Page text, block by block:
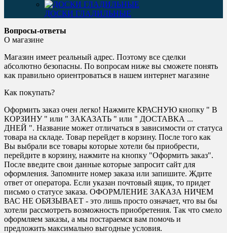
ДОСКИ ГЛАДИЛЬНЫЕ
Вопросы-ответы
О магазине
Магазин имеет реальный адрес. Поэтому все сделки
абсолютно безопасны. По вопросам ниже вы сможете понять
как правильно ориентроваться в нашем интернет магазине
Как покупать?
Оформить заказ очен легко! Нажмите КРАСНУЮ кнопку " В
КОРЗИНУ " или " ЗАКАЗАТЬ " или " ДОСТАВКА ...
ДНЕЙ ". Название может отличаться в зависимости от статуса
товара на складе. Товар перейдет в корзину. После того как
Вы выбрали все товары которые хотели бы приобрести,
перейдите в корзину, нажмите на кнопку "Оформить заказ".
После введите свои данные которые запросит сайт для
оформления. Запомните номер заказа или запишите. Ждите
ответ от оператора. Если указан почтовый ящик, то придет
письмо о статусе заказа. ОФОРМЛЕНИЕ ЗАКАЗА НИЧЕМ
ВАС НЕ ОБЯЗЫВАЕТ - это лишь просто означает, что вы бы
хотели рассмотреть возможность приобретения. Так что смело
оформляем заказы, а мы постараемся вам помочь и
предложить максимально выгодные условия.